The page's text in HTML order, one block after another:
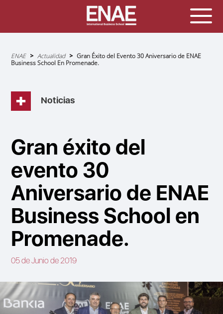
Sobrescribir
enlaces
de
navegación
ENAE Actualidad
Gran Éxito del Evento 30 Aniversario de ENAE
Business School En Promenade.
Noticias
Gran éxito del
evento 30
Aniversario de ENAE
Business School en
Promenade.
05 de Junio de 2019